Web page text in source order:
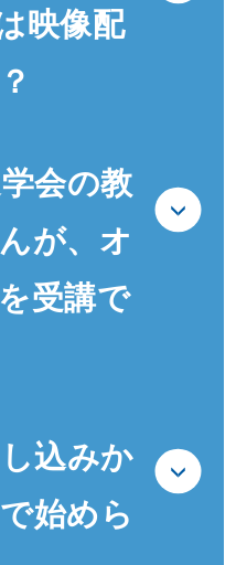
映像配
会の教
が、オ
受講で
込みか
始めら